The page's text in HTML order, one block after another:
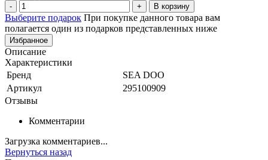
В корзину
Выберите подарок При покупке данного товара вам
полагается один из подарков представленных ниже
Избранное
Описание
Характеристики
Бренд
SEA DOO
Артикул
295100909
Отзывы
Комментарии
Загрузка комментариев...
Вернуться назад